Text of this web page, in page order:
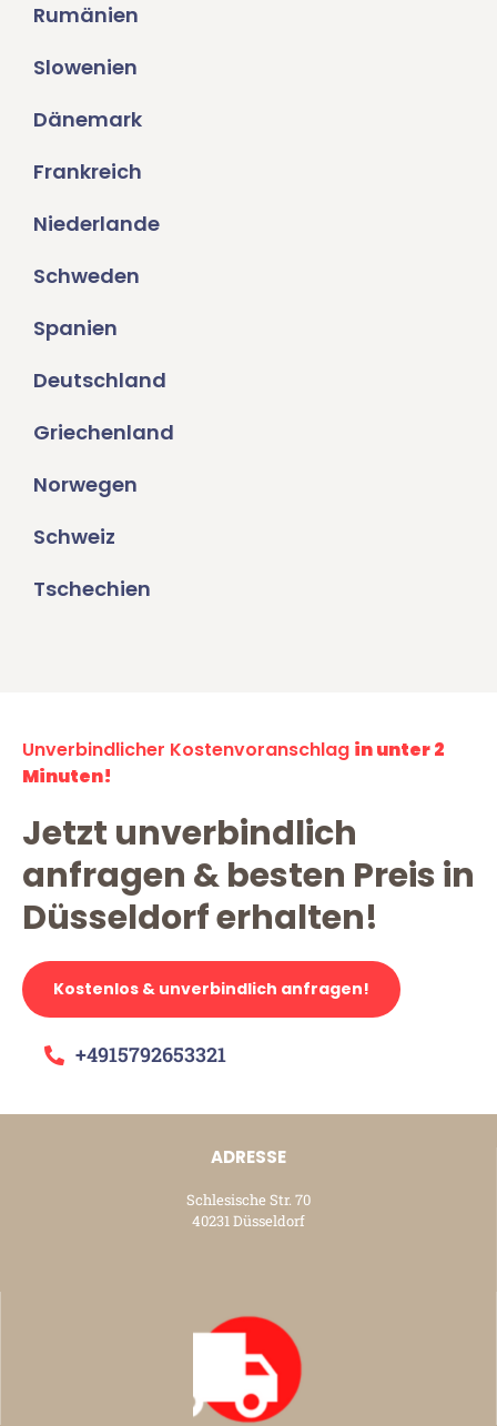
Rumänien
Slowenien
Dänemark
Frankreich
Niederlande
Schweden
Spanien
Deutschland
Griechenland
Norwegen
Schweiz
Tschechien
Unverbindlicher Kostenvoranschlag in unter 2
Minuten!
Jetzt unverbindlich
anfragen & besten Preis in
Düsseldorf erhalten!
Kostenlos & unverbindlich anfragen!
+4915792653321
ADRESSE
Schlesische Str. 70
40231 Düsseldorf